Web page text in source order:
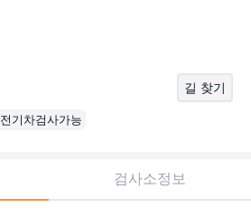
길 찾기
전기차검사가능
검사소정보